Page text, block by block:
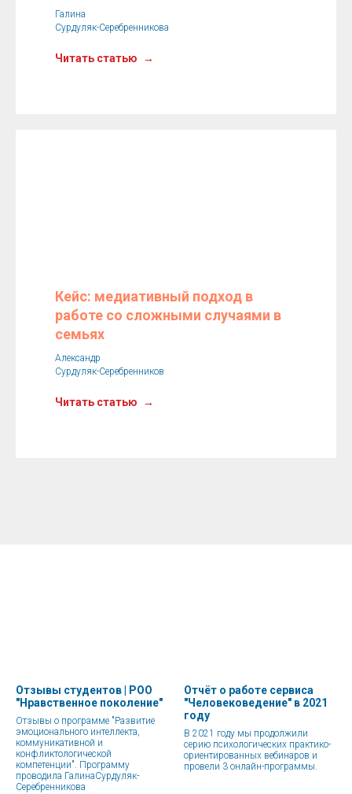
Галина
Сурдуляк-Серебренникова
Читать статью
Кейс: медиативный подход в
работе со сложными случаями в
семьях
Александр
Сурдуляк-Серебренников
Читать статью
Отзывы студентов | РОО
"Нравственное поколение"
Отзывы о программе "Развитие
эмоционального интеллекта,
коммуникативной и
конфликтологической
компетенции". Программу
проводила ГалинаСурдуляк-
Серебренникова
Отчёт о работе сервиса
"Человековедение" в 2021
году
В 2021 году мы продолжили
серию психологических практико-
ориентированных вебинаров и
провели 3 онлайн-программы.